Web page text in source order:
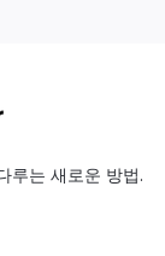
루는 새로운 방법.